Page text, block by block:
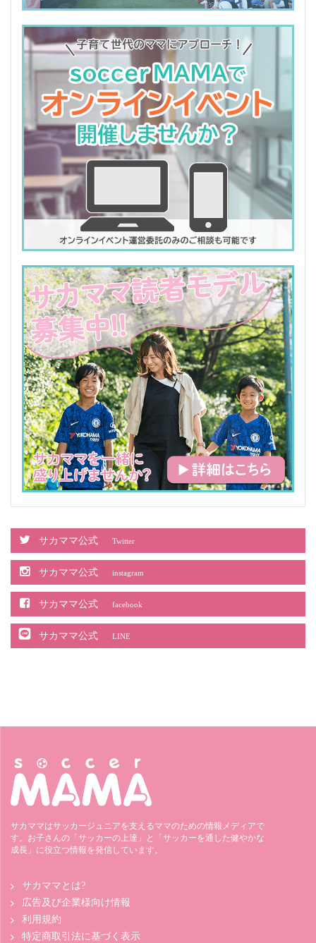
サカママ公式 Twitter
サカママ公式 instagram
サカママ公式 facebook
サカママ公式 LINE
サカママはサッカージュニアを支えるママのための情報メディアで
す。お子さんの「サッカーの上達」と「サッカーを通した健やかな
成長」に役立つ情報を発信しています。
サカママとは?
広告及び企業様向け情報
利用規約
特定商取引法に基づく表示